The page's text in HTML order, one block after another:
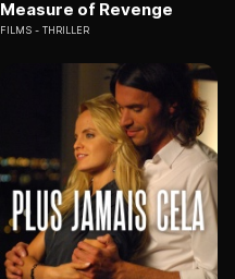
Measure of Revenge
FILMS THRILLER